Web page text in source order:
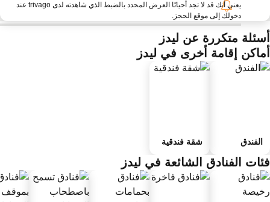
يعني أنك قد لا تجد أحيانًا العرض المحدد بالضبط الذي شاهدته لدى trivago عند
دخولك إلى موقع الحجز.
متكررة عن ليدز
إقامة أخرى في ليدز
الفندق شقة فندقية
الفنادق الشائعة في ليدز